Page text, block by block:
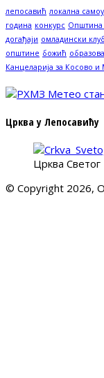
лепосавић локална
година конкурс Општина
догађаји омладински клуб
општине божић
Канцеларија за Косово и
Црква у Лепосавићу
Црква
© Copyright 2026,